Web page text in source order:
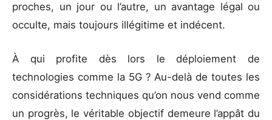
proches, un jour ou l’autre, un avantage légal ou
occulte, mais toujours illégitime et indécent.
À qui profite dès lors le déploiement de
technologies comme la 5G ? Au-delà de toutes les
considérations techniques qu’on nous vend comme
un progrès, le véritable objectif demeure l’appât du